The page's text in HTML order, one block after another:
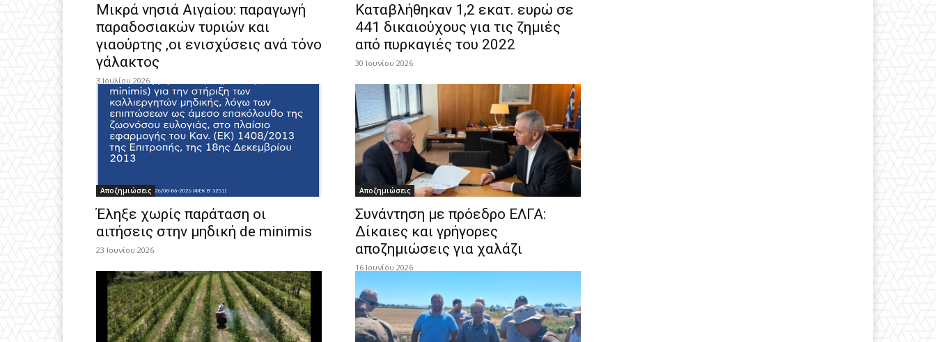
Μικρά νησιά Αιγαίου: παραγωγή
παραδοσιακών τυριών και
γιαούρτης ,οι ενισχύσεις ανά τόνο
γάλακτος
3 Ιουλίου 2026
Καταβλήθηκαν 1,2 εκατ. ευρώ σε
441 δικαιούχους για τις ζημιές
από πυρκαγιές του 2022
30 Ιουνίου 2026
Αποζημιώσεις
Έληξε χωρίς παράταση οι
αιτήσεις στην μηδική de minimis
23 Ιουνίου 2026
Αποζημιώσεις
Συνάντηση με πρόεδρο ΕΛΓΑ:
Δίκαιες και γρήγορες
αποζημιώσεις για χαλάζι
16 Ιουνίου 2026